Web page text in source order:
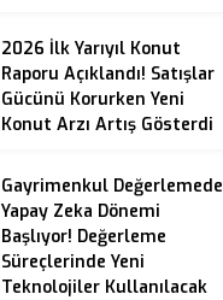
2026 İlk Yarıyıl Konut
Raporu Açıklandı! Satışlar
Gücünü Korurken Yeni
Konut Arzı Artış Gösterdi
Gayrimenkul Değerlemede
Yapay Zeka Dönemi
Başlıyor! Değerleme
Süreçlerinde Yeni
Teknolojiler Kullanılacak